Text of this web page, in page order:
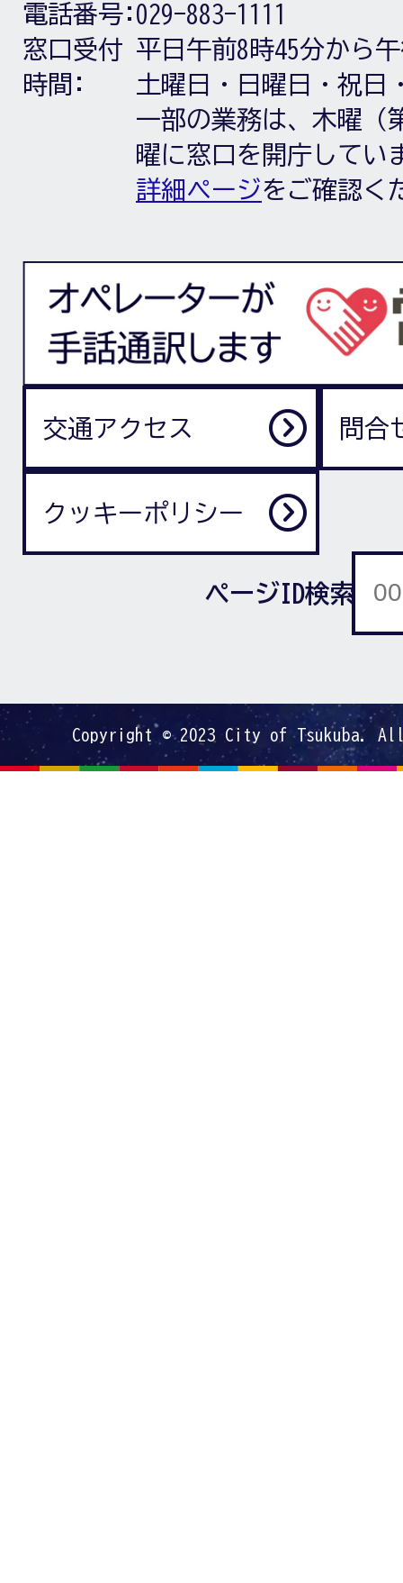
電話番号: 029-883-1111
窓口受付
時間:
平日午前8時45分から
土曜日・日曜日・祝日
一部の業務は、木曜（
曜に窓口を開庁してい
詳細ページをご確認く
交通アクセス 問合
クッキーポリシー
ページID検索
Copyright © 2023 City of Tsukuba.